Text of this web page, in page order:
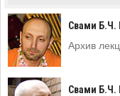
Свами Б.Ч.
Архив
Свами Б.Ч.